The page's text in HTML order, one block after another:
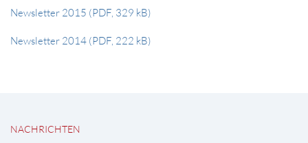
Newsletter 2015 (PDF, 329 kB)
Newsletter 2014 (PDF, 222 kB)
NACHRICHTEN